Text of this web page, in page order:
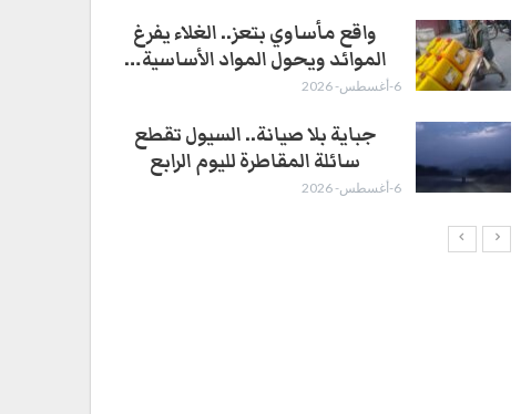
واقع مأساوي بتعز.. الغلاء يفرغ
الموائد ويحول المواد الأساسية…
6-أغسطس- 2026
جباية بلا صيانة.. السيول تقطع
سائلة المقاطرة لليوم الرابع
6-أغسطس- 2026